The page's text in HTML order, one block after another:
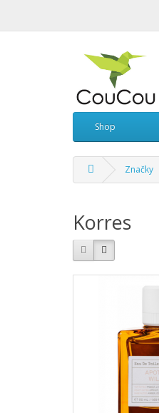
Shop
Značky
Korres